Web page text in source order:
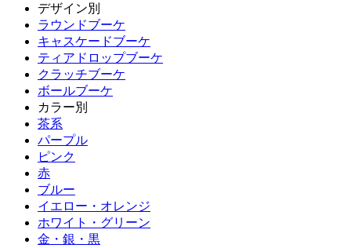
デザイン別
ラウンドブーケ
キャスケードブーケ
ティアドロップブーケ
クラッチブーケ
ボールブーケ
カラー別
茶系
パープル
ピンク
赤
ブルー
イエロー・オレンジ
ホワイト・グリーン
金・銀・黒